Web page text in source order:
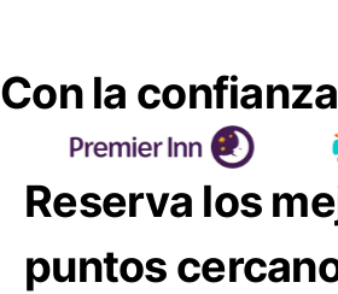
Con la
Reserva los
puntos